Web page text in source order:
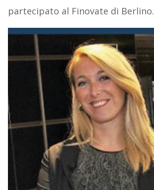
partecipato al Finovate di Berlino.